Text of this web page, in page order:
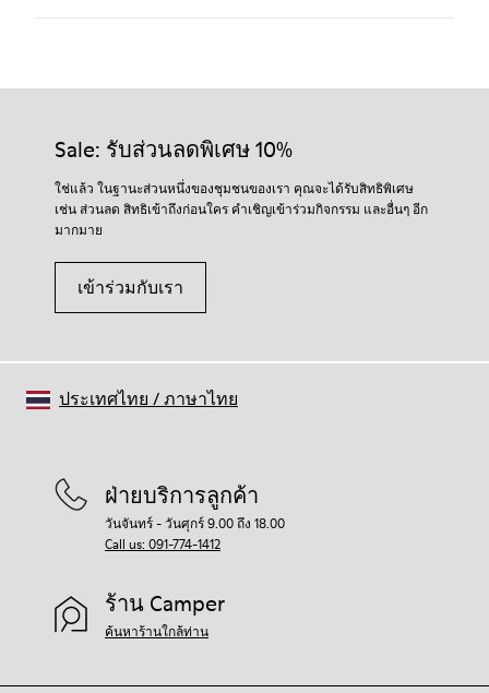
Lining
รองเท้าของเราได้รับการรังสรรค์จากวัสดุคุณภาพระดับพรีเมียม
สำหรับคำแนะนำโดยละเอียดเกี่ยวกับวิธีดูแลรองเท้าของคุณ
โปรดไปที่คู่มือการดูแลรองเท้าของเรา
Sale: รับส่วนลดพิเศษ 10%
ใช่แล้ว ในฐานะส่วนหนึ่งของชุมชนของเรา คุณจะได้รับสิทธิพิเศษ
เช่น ส่วนลด สิทธิเข้าถึงก่อนใคร คำเชิญเข้าร่วมกิจกรรม และอื่นๆ อีก
มากมาย
เข้าร่วมกับเรา
ฝ่ายบริการลูกค้า
วันจันทร์ - วันศุกร์ 9.00 ถึง 18.00
Call us: 091-774-1412
ร้าน Camper
ค้นหาร้านใกล้ท่าน
ประเทศไทย /ภาษาไทย